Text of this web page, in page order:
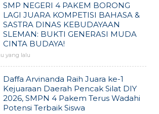
SMP NEGERI 4 PAKEM BORONG
LAGI JUARA KOMPETISI BAHASA &
SASTRA DINAS KEBUDAYAAN
SLEMAN: BUKTI GENERASI MUDA
CINTA BUDAYA!
yang lalu
Daffa Arvinanda Raih Juara ke-1
Kejuaraan Daerah Pencak Silat DIY
2026, SMPN 4 Pakem Terus Wadahi
Potensi Terbaik Siswa